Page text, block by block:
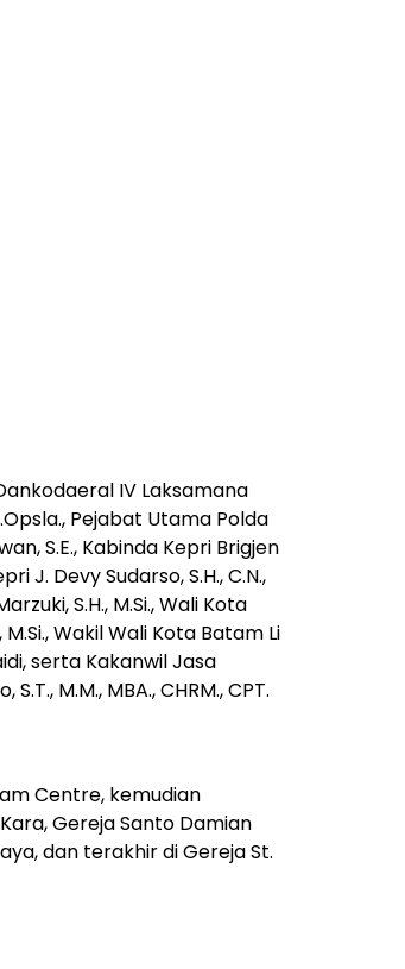
IV Laksamana
Pejabat Utama Polda
S.E., Kabinda Kepri Brigjen
J. Devy Sudarso, S.H., C.N.,
S.H., M.Si., Wali Kota
Wakil Wali Kota Batam Li
serta Kakanwil Jasa
M.M., MBA., CHRM., CPT.
Centre, kemudian
Gereja Santo Damian
dan terakhir di Gereja St.